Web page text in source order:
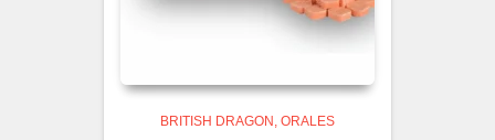
BRITISH DRAGON ORALES